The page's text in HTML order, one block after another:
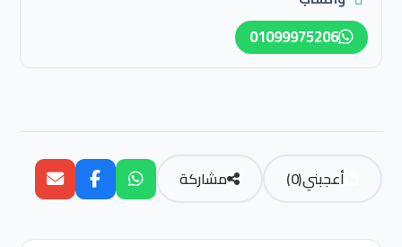
01099975206
أعجبني(
0
) مشاركة